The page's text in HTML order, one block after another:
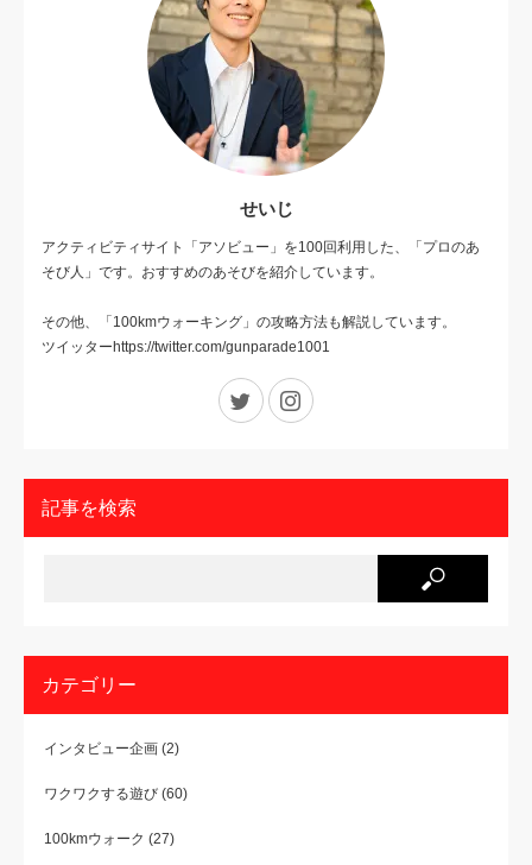
せいじ
アクティビティサイト「アソビュー」を100回利用した、「プロのあ
そび人」です。おすすめのあそびを紹介しています。
その他、「100kmウォーキング」の攻略方法も解説しています。
ツイッターhttps://twitter.com/gunparade1001
Twitter
記事を検索
カテゴリー
インタビュー企画 (2)
ワクワクする遊び (60)
100kmウォーク (27)